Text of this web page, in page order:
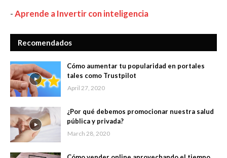
-Aprende a Invertir con inteligencia
Recomendados
Cómo aumentar tu popularidad en portales
tales como Trustpilot
April 27, 2020
¿Por qué debemos promocionar nuestra salud
pública y privada?
March 28, 2020